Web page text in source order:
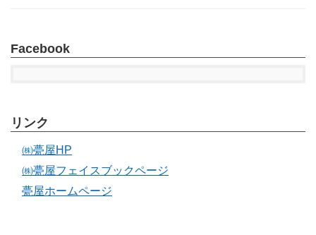
Facebook
リンク
㈱甍屋HP
㈱甍屋フェイスブックページ
甍屋ホームページ